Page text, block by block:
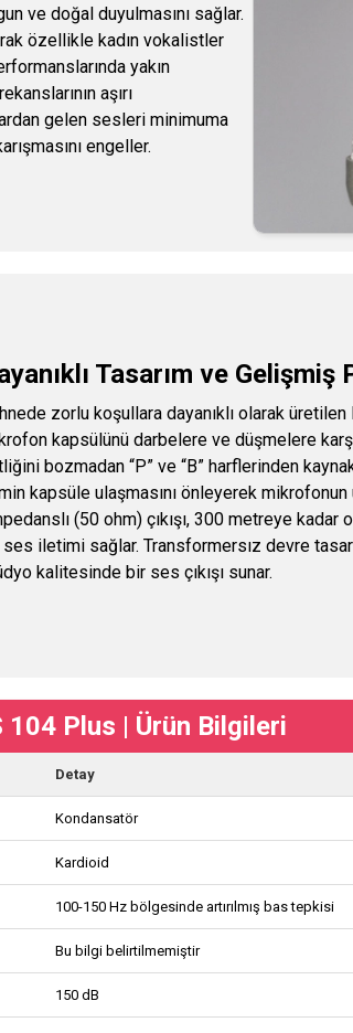
ve doğal duyulmasını sağlar.
özellikle kadın vokalistler
yakın
aşırı
gelen sesleri minimuma
engeller.
Tasarım ve
zorlu koşullara dayanıklı olarak
kapsülünü darbelere ve düşmelere
bozmadan “P” ve “B” harflerinden
kapsüle ulaşmasını önleyerek mikrofonun
(50 ohm) çıkışı, 300 metreye
ses iletimi sağlar. Transformersız devre
kalitesinde bir ses çıkışı sunar.
104 Plus | Ürün Bilgileri
Detay
Kondansatör
Kardioid
100-150 Hz bölgesinde artırılmış bas tepkisi
Bu bilgi belirtilmemiştir
150 dB